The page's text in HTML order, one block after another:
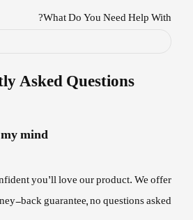
What Do You Need Help With?
Asked Questions
mind?
you’ll love our product. We offer
back guarantee, no questions asked.